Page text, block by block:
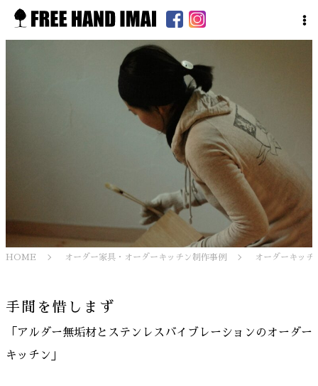
HOME オーダー家具・オーダーキッチン制作事例 オーダーキッチ
手間を惜しまず
「アルダー無垢材とステンレスバイブレーションのオーダー
キッチン」